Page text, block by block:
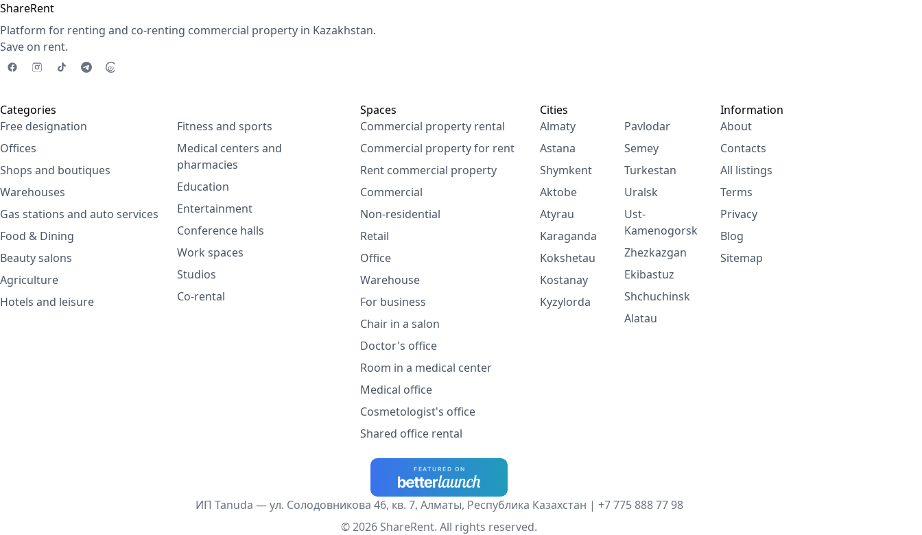
ShareRent
Platform for renting and co-renting commercial property in Kazakhstan.
Save on rent.
Categories
Free designation
Offices
Shops and boutiques
Warehouses
Gas stations and auto services
Food & Dining
Beauty salons
Agriculture
Hotels and leisure
Fitness and sports
Medical centers and
pharmacies
Education
Entertainment
Conference halls
Work spaces
Studios
Co-rental
Spaces
Commercial property rental
Commercial property for rent
Rent commercial property
Commercial
Non-residential
Retail
Office
Warehouse
For business
Chair in a salon
Doctor's office
Room in a medical center
Medical office
Cosmetologist's office
Shared office rental
Cities
Almaty
Astana
Shymkent
Aktobe
Atyrau
Karaganda
Kokshetau
Kostanay
Kyzylorda
Pavlodar
Semey
Turkestan
Uralsk
Ust-
Kamenogorsk
Zhezkazgan
Ekibastuz
Shchuchinsk
Alatau
Information
About
Contacts
All listings
Terms
Privacy
Blog
Sitemap
ИП Tanuda — ул. Солодовникова 46, кв. 7, Алматы, Республика Казахстан | +7 775 888 77 98
© 2026 ShareRent. All rights reserved.